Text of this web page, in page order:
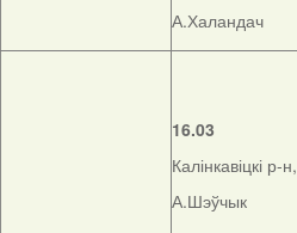
А.Халандач
16.03
Калінкавіцкі р-н,
А.Шэўчык